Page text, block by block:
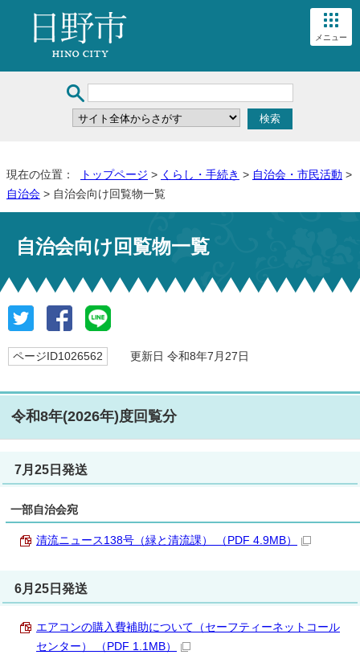
メニュー
現在の位置： トップページ > くらし・手続き > 自治会・市民活動 >
自治会 > 自治会向け回覧物一覧
自治会向け回覧物一覧
ページID1026562 更新日 令和8年7月27日
令和8年(2026年)度回覧分
7月25日発送
一部自治会宛
清流ニュース138号（緑と清流課） （PDF 4.9MB）
6月25日発送
エアコンの購入費補助について（セーフティーネットコール
センター） （PDF 1.1MB）